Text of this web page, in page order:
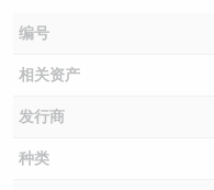
编号
相关资产
发行商
种类
认股证文件及公告 (瑞信)
牛熊证速算机
牛熊证文件及公告 (瑞信)
即市板块表现
收市竞价变化